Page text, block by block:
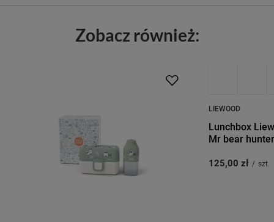
Zobacz również:
LIEWOOD
Lunchbox
Mr bear
125,00 zł / szt.